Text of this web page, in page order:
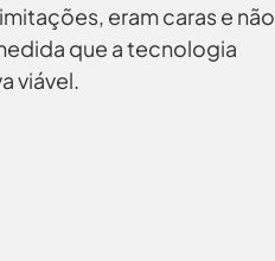
eram caras e não
que a tecnologia
viável.